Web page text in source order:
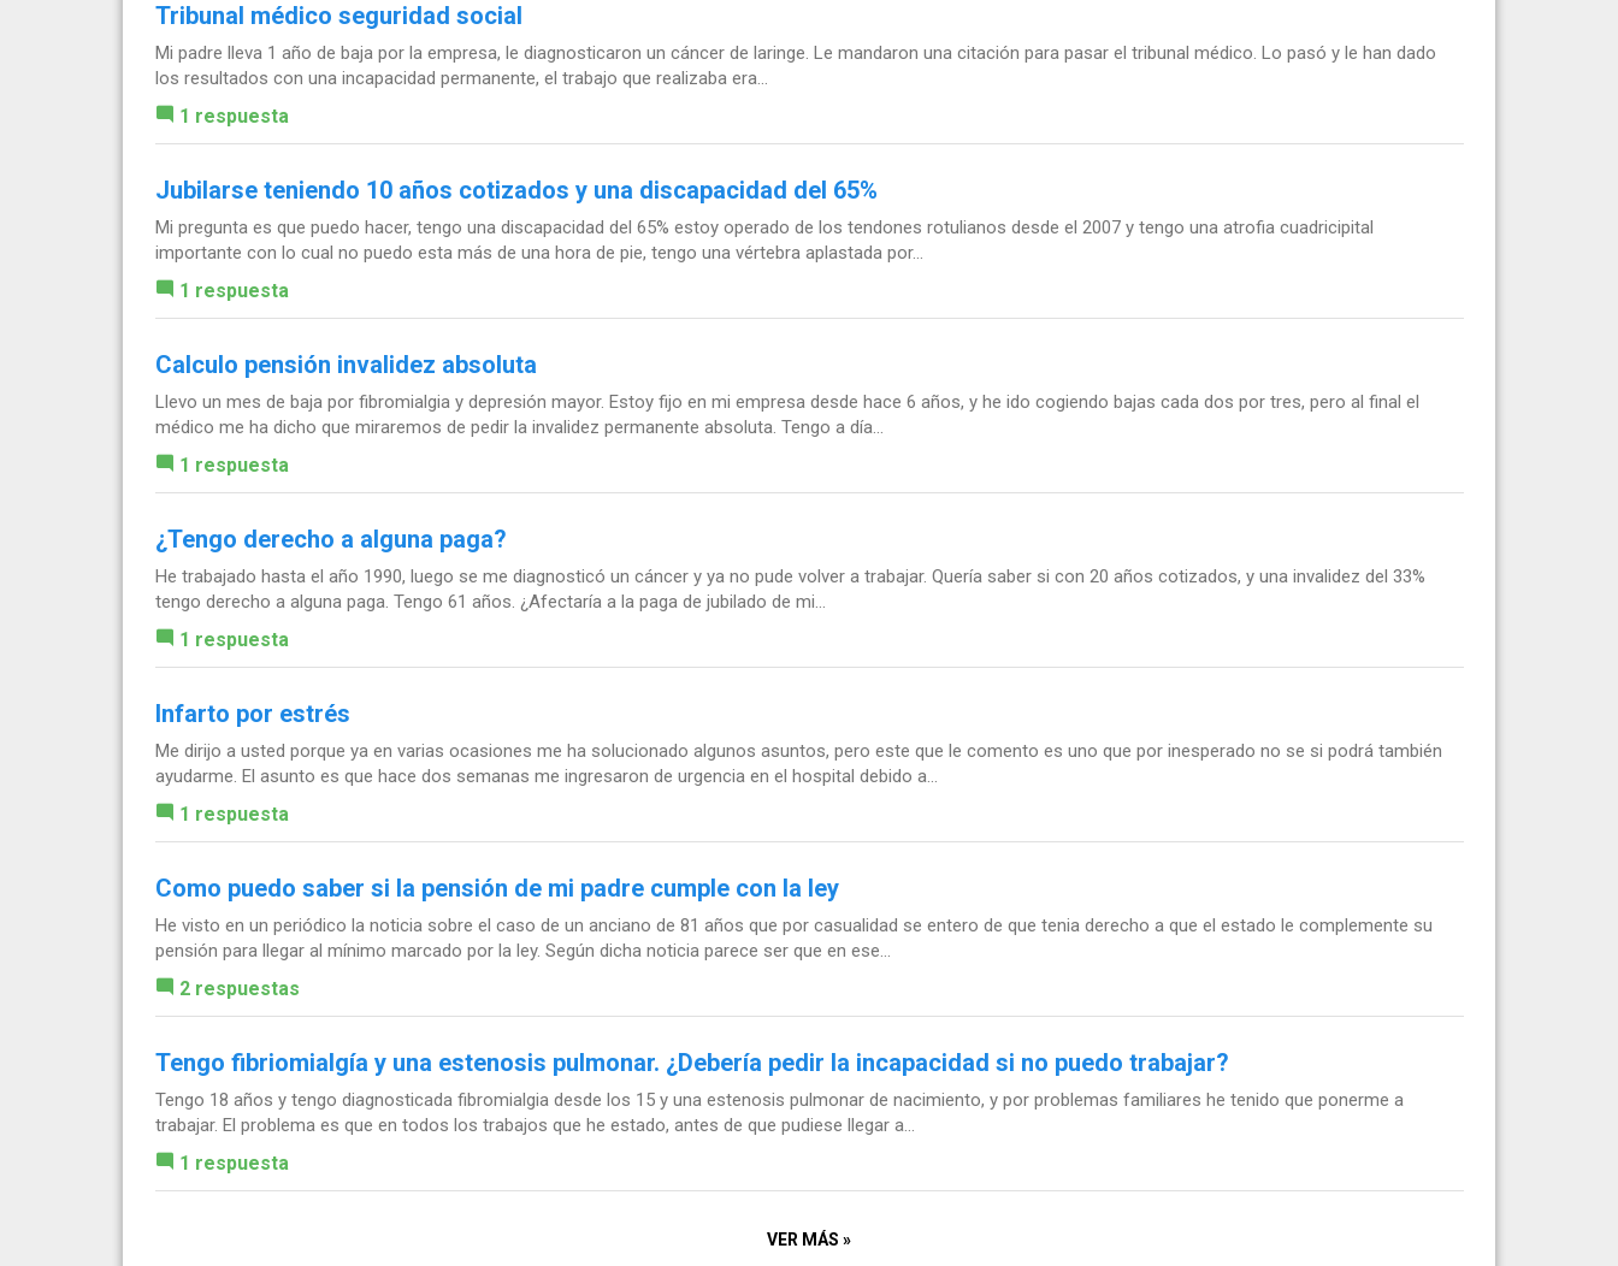
Tribunal médico seguridad social
Mi padre lleva 1 año de baja por la empresa, le diagnosticaron un cáncer de laringe. Le mandaron una citación para pasar el tribunal médico. Lo pasó y le han dado
los resultados con una incapacidad permanente, el trabajo que realizaba era...
1 respuesta
Jubilarse teniendo 10 años cotizados y una discapacidad del 65%
Mi pregunta es que puedo hacer, tengo una discapacidad del 65% estoy operado de los tendones rotulianos desde el 2007 y tengo una atrofia cuadricipital
importante con lo cual no puedo esta más de una hora de pie, tengo una vértebra aplastada por...
1 respuesta
Calculo pensión invalidez absoluta
Llevo un mes de baja por fibromialgia y depresión mayor. Estoy fijo en mi empresa desde hace 6 años, y he ido cogiendo bajas cada dos por tres, pero al final el
médico me ha dicho que miraremos de pedir la invalidez permanente absoluta. Tengo a día...
1 respuesta
¿Tengo derecho a alguna paga?
He trabajado hasta el año 1990, luego se me diagnosticó un cáncer y ya no pude volver a trabajar. Quería saber si con 20 años cotizados, y una invalidez del 33%
tengo derecho a alguna paga. Tengo 61 años. ¿Afectaría a la paga de jubilado de mi...
1 respuesta
Infarto por estrés
Me dirijo a usted porque ya en varias ocasiones me ha solucionado algunos asuntos, pero este que le comento es uno que por inesperado no se si podrá también
ayudarme. El asunto es que hace dos semanas me ingresaron de urgencia en el hospital debido a...
1 respuesta
Como puedo saber si la pensión de mi padre cumple con la ley
He visto en un periódico la noticia sobre el caso de un anciano de 81 años que por casualidad se entero de que tenia derecho a que el estado le complemente su
pensión para llegar al mínimo marcado por la ley. Según dicha noticia parece ser que en ese...
2 respuestas
Tengo fibriomialgía y una estenosis pulmonar. ¿Debería pedir la incapacidad si no puedo trabajar?
Tengo 18 años y tengo diagnosticada fibromialgia desde los 15 y una estenosis pulmonar de nacimiento, y por problemas familiares he tenido que ponerme a
trabajar. El problema es que en todos los trabajos que he estado, antes de que pudiese llegar a...
1 respuesta
VER MÁS »